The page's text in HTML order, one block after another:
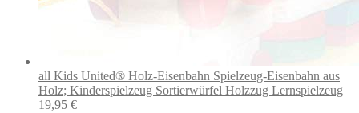
all Kids United® Holz-Eisenbahn Spielzeug-Eisenbahn aus
Holz; Kinderspielzeug Sortierwürfel Holzzug Lernspielzeug
19,95 €